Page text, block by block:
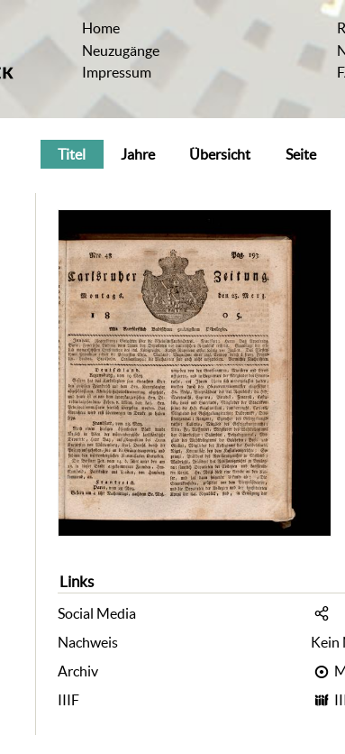
Home
Neuzugänge
Impressum
Titel Jahre Übersicht Seite
Links
Social Media
Nachweis
Kein
Archiv
IIIF